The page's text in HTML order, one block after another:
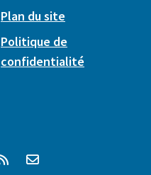
Plan du site
Politique de
confidentialité